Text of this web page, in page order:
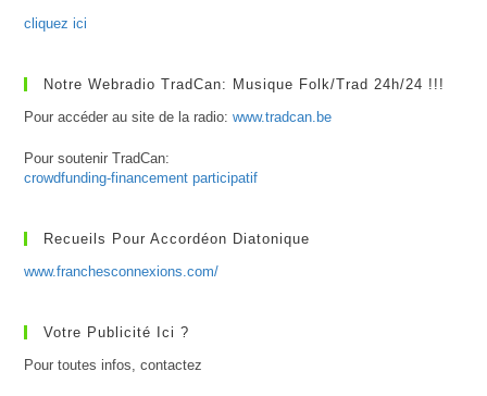
cliquez ici
Notre Webradio TradCan: Musique Folk/Trad 24h/24 !!!
Pour accéder au site de la radio:www.tradcan.be
Pour soutenir TradCan:
crowdfunding-financement participatif
Recueils Pour Accordéon Diatonique
www.franchesconnexions.com/
Votre Publicité Ici ?
Pour toutes infos, contactez